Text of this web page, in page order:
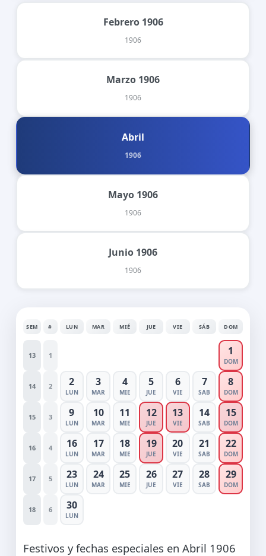
Febrero 1906
1906
Marzo 1906
1906
Abril
1906
Mayo 1906
1906
Junio 1906
1906
SEM # LUN MAR MIÉ JUE VIE SÁB DOM
13 1 1
DOM
14 2 2
LUN
3
MAR
4
MIE
5
JUE
6
VIE
7
SAB
8
DOM
15 3 9
LUN
10
MAR
11
MIE
12
JUE
13
VIE
14
SAB
15
DOM
16 4 16
LUN
17
MAR
18
MIE
19
JUE
20
VIE
21
SAB
22
DOM
17 5 23
LUN
24
MAR
25
MIE
26
JUE
27
VIE
28
SAB
29
DOM
18 6 30
LUN
Festivos y fechas especiales en Abril 1906